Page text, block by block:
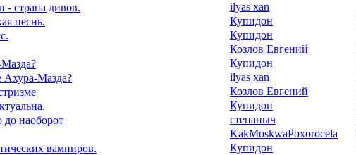
- страна дивов.
ilyas xan
песнь.
Купидон
Купидон
Козлов Евгений
Купидон
Мазда?
ilyas xan
Козлов Евгений
Купидон
до наоборот
степаныч
KakMoskwaPoxorocela
вампиров.
Купидон